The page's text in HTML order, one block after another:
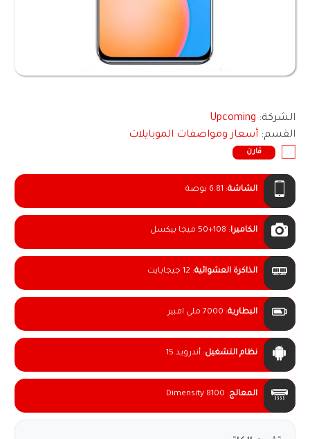
الشركة: Upcoming
القسم: أسعار ومواصفات الموبايلات
قارن
الشاشة: 6.81 بوصة
الكاميرا: 50+108 ميجا بيكسل
الذاكرة العشوائية: 12 جيجابايت
البطارية: 7000 ملى امبير
نظام التشغيل: أندرويد 15
المعالج:
Dimensity 8100